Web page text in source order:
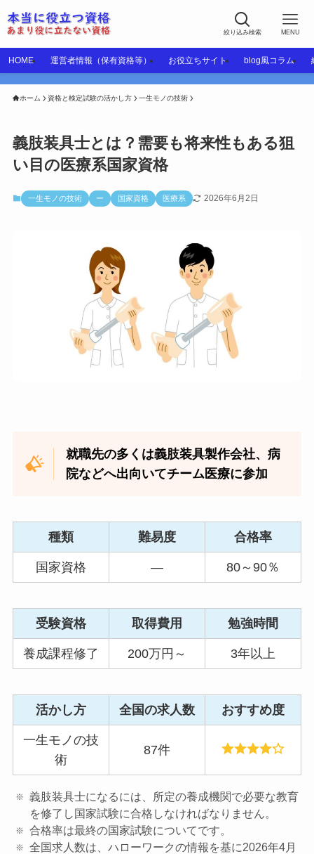
絞り込み検索 MENU
HOME 運営者情報（保有資格等） お役立ちサイト blog風コラム
ホーム 資格と検定試験の活かし方 一生モノの技術
義肢装具士とは？需要も将来性もある狙
い目の医療系国家資格
一生モノの技術 ー 国家資格 医療系 2026年6月2日
就職先の多くは義肢装具製作会社、病
院などへ出向いてチーム医療に参加
種類 難易度 合格率
国家資格 — 80～90％
受験資格 取得費用 勉強時間
養成課程修了 200万円～ 3年以上
活かし方 全国の求人数 おすすめ度
一生モノの技
術
87件
義肢装具士になるには、所定の養成機関で必要な教育
を修了し国家試験に合格しなければなりません。
合格率は最終の国家試験についてです。
全国求人数は、ハローワークの情報を基に2026年4月